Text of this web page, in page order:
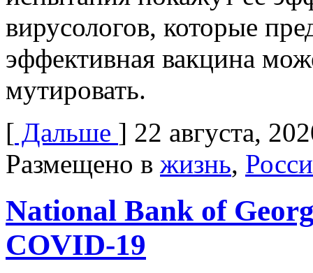
вирусологов, которые
эффективная вакцина
мутировать.
[ Дальше ] 22 августа,
Размещено в жизнь,
National Bank of
COVID-19